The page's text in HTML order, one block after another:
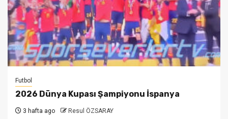
Futbol
2026 Dünya Kupası Şampiyonu İspanya
3 hafta ago Resul ÖZSARAY